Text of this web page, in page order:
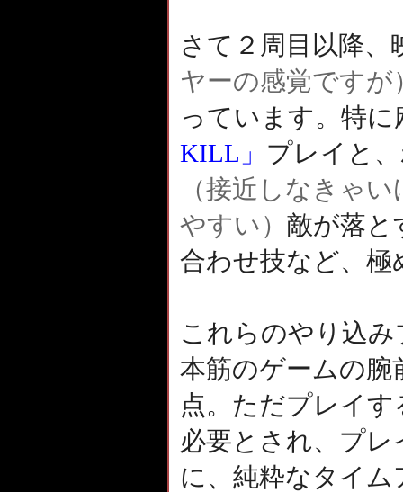
さて２周目以降、
ヤーの感覚ですが
っています。特
KILL」 プレイと
（接近しなきゃ
やすい） 敵が落と
合わせ技など、
これらのやり込
本筋のゲームの
点。ただプレイ
必要とされ、プ
に、純粋なタイ